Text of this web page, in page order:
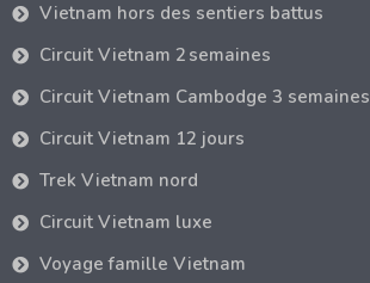
Vietnam hors des sentiers battus
Circuit Vietnam 2 semaines
Circuit Vietnam Cambodge 3 semaines
Circuit Vietnam 12 jours
Trek Vietnam nord
Circuit Vietnam luxe
Voyage famille Vietnam